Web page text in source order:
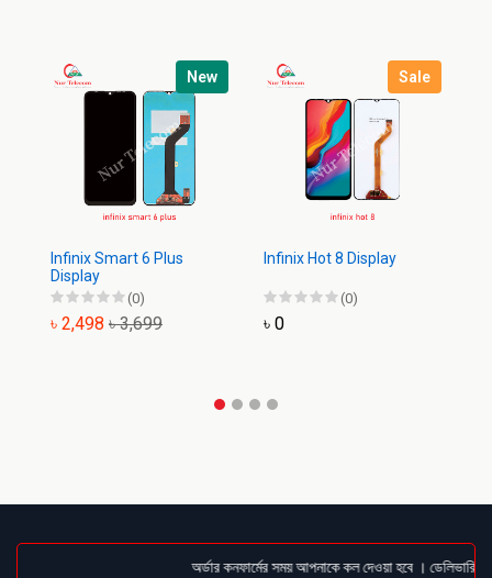
New
Infinix Smart 6 Plus
Display
(0)
৳ 2,498 ৳ 3,699
Sale
Infinix Hot 8 Display
(0)
৳ 0
অর্ডার কনফার্মের সময় আপনাকে কল দেওয়া হবে । ডেলিভারি